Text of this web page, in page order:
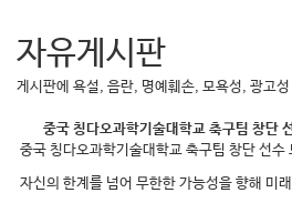
자유게시판
게시판에 욕설, 음란, 명예훼손, 모욕성, 광고
중국 칭다오과학기술대학교 축구팀 창단
중국 칭다오과학기술대학교 축구팀 창단 선수
자신의 한계를 넘어 무한한 가능성을 향해 미